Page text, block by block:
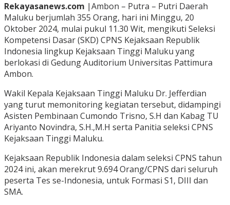
Rekayasanews.com |Ambon – Putra – Putri Daerah
Maluku berjumlah 355 Orang, hari ini Minggu, 20
Oktober 2024, mulai pukul 11.30 Wit, mengikuti Seleksi
Kompetensi Dasar (SKD) CPNS Kejaksaan Republik
Indonesia lingkup Kejaksaan Tinggi Maluku yang
berlokasi di Gedung Auditorium Universitas Pattimura
Ambon.
Wakil Kepala Kejaksaan Tinggi Maluku Dr. Jefferdian
yang turut memonitoring kegiatan tersebut, didampingi
Asisten Pembinaan Cumondo Trisno, S.H dan Kabag TU
Ariyanto Novindra, S.H.,M.H serta Panitia seleksi CPNS
Kejaksaan Tinggi Maluku.
Kejaksaan Republik Indonesia dalam seleksi CPNS tahun
2024 ini, akan merekrut 9.694 Orang/CPNS dari seluruh
peserta Tes se-Indonesia, untuk Formasi S1, DIII dan
SMA.